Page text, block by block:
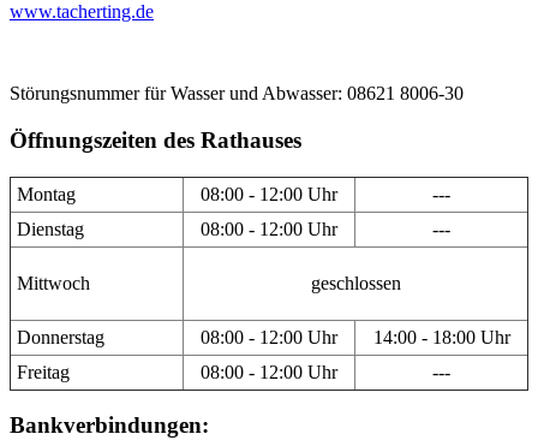
www.tacherting.de
Störungsnummer für Wasser und Abwasser: 08621 8006-30
Öffnungszeiten des Rathauses
Montag 08:00 - 12:00 Uhr
---
Dienstag
08:00 - 12:00 Uhr ---
Mittwoch geschlossen
Donnerstag 08:00 - 12:00 Uhr
14:00 - 18:00 Uhr
Freitag
08:00 - 12:00 Uhr ---
Bankverbindungen: